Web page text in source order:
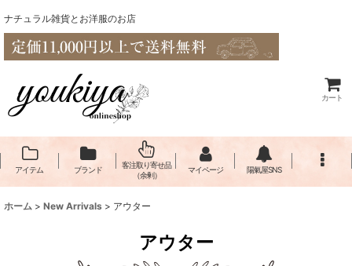
ナチュラル雑貨とお洋服のお店
カート
アイテム ブランド
客注取り寄せ品
（余剰）
マイページ 陽氣屋SNS
ホーム > New Arrivals > アウター
アウター